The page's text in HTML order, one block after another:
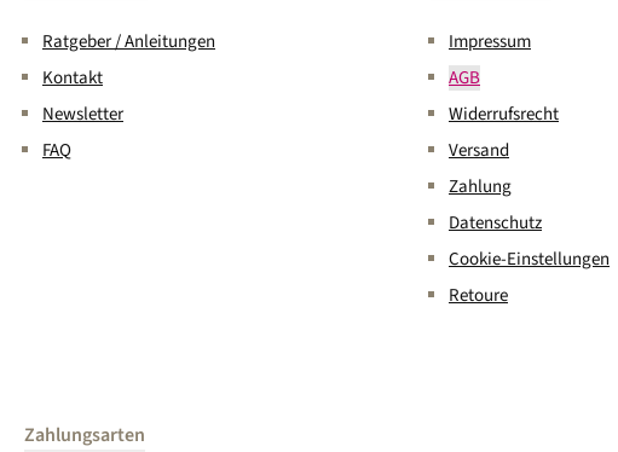
Ratgeber / Anleitungen
Kontakt
Newsletter
FAQ
Impressum
AGB
Widerrufsrecht
Versand
Zahlung
Datenschutz
Cookie-Einstellungen
Retoure
Zahlungsarten